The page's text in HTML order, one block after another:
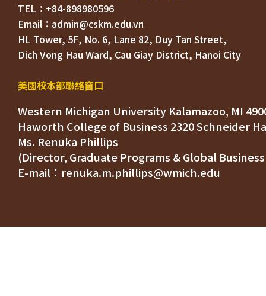
TEL：+84-898980596
HL Tower, 5F, No. 6, Lane 82, Duy Tan Street,
Dich Vong Hau Ward,
美國校本部聯絡窗口
Western Michigan University Kalamazoo, MI
Ms. Renuka Phillips
(Director, Graduate Programs & Global
E-mail：renuka.m.phillips@wmich.edu